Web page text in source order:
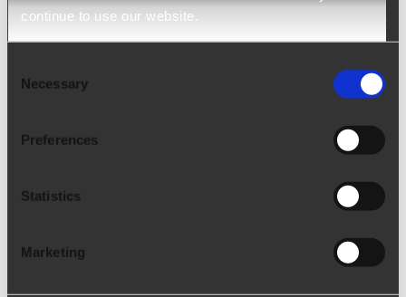
continue to use our website.
Selection
Necessary
Preferences
Statistics
Marketing